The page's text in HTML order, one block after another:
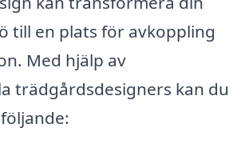
till en plats för avkoppling
Med hjälp av
trädgårdsdesigners kan du